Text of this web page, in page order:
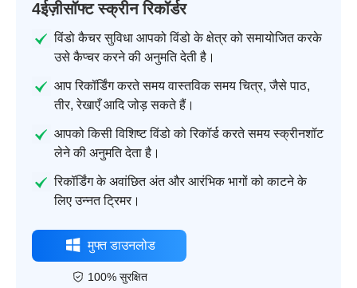
4ईज़ीसॉफ्ट स्क्रीन रिकॉर्डर
विंडो कैचर सुविधा आपको विंडो के क्षेत्र को समायोजित करके
उसे कैप्चर करने की अनुमति देती है।
आप रिकॉर्डिंग करते समय वास्तविक समय चित्र, जैसे पाठ,
तीर, रेखाएँ आदि जोड़ सकते हैं।
आपको किसी विशिष्ट विंडो को रिकॉर्ड करते समय स्क्रीनशॉट
लेने की अनुमति देता है।
रिकॉर्डिंग के अवांछित अंत और आरंभिक भागों को काटने के
लिए उन्नत ट्रिमर।
मुफ्त डाउनलोड
100% सुरक्षित